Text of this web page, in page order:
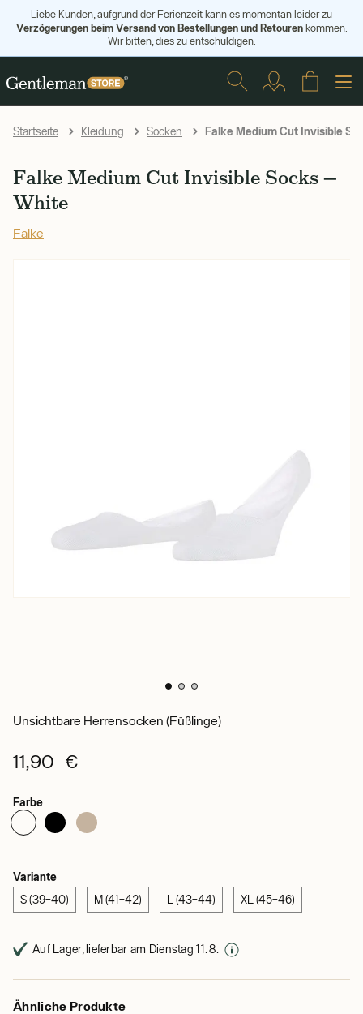
Liebe Kunden, aufgrund der Ferienzeit kann es momentan leider zu
Verzögerungen beim Versand von Bestellungen und Retourenkommen.
Wir bitten, dies zu entschuldigen.
Startseite Kleidung Socken Falke Medium Cut Invisible
Falke Medium Cut Invisible Socks —
White
Falke
Unsichtbare Herrensocken (Füßlinge)
11,90 €
Farbe
Variante
S (39–40) M (41–42) L (43–44) XL (45–46)
Auf Lager, lieferbar am Dienstag 11. 8.
Ähnliche Produkte